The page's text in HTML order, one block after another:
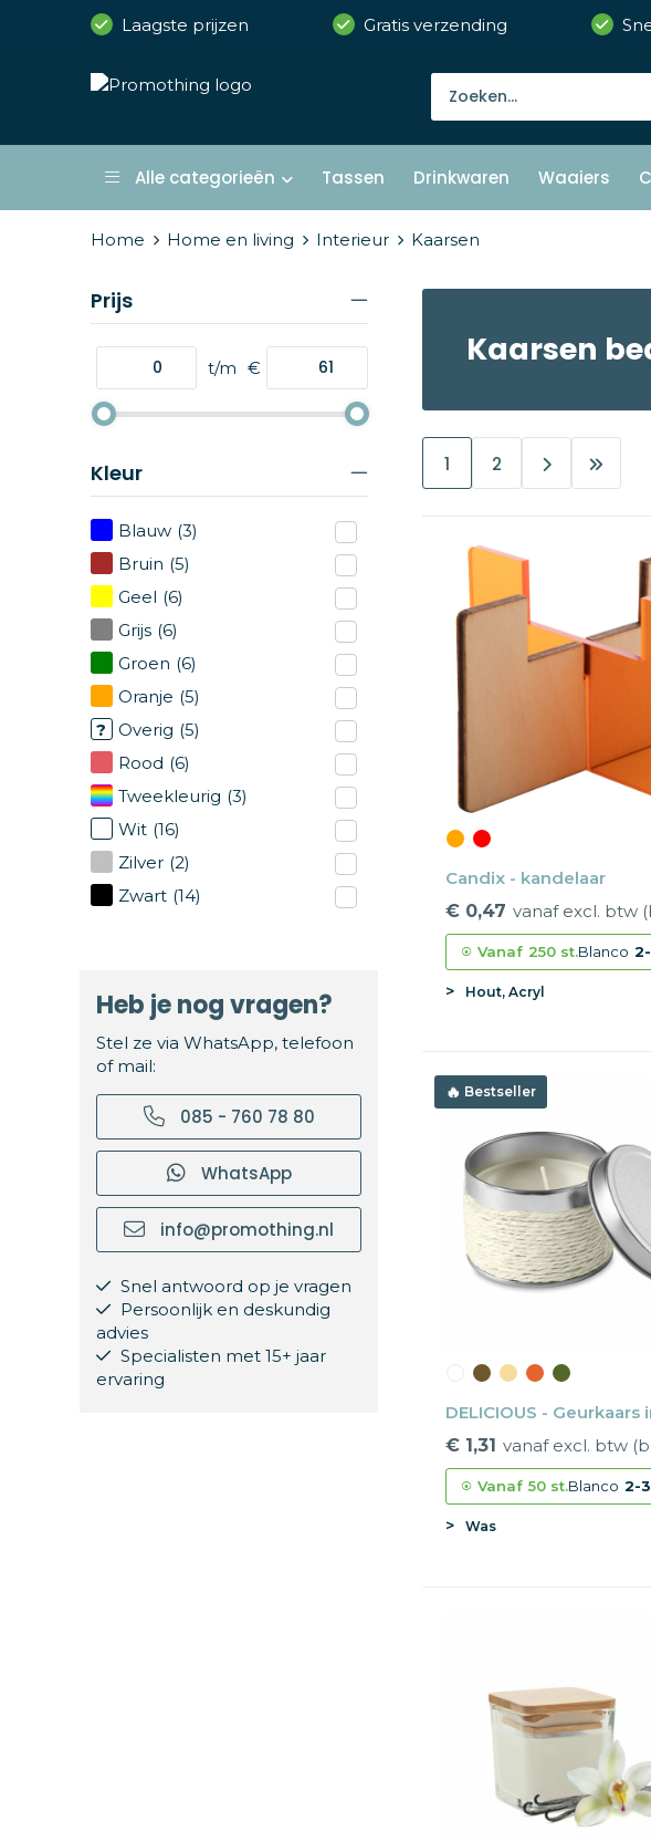
Laagste prijzen Gratis verzending
Alle categorieën Tassen Drinkwaren Waaiers
Home Home en living Interieur Kaarsen
Prijs
t/m €
Kleur
Blauw (3)
Bruin (5)
Geel (6)
Grijs (6)
Groen (6)
Oranje (5)
Overig (5)
Rood (6)
Tweekleurig (3)
Wit (16)
Zilver (2)
Zwart (14)
Heb je nog vragen?
Stel ze via WhatsApp, telefoon
of mail:
085 - 760 78 80
WhatsApp
info@promothing.nl
Snel antwoord op je vragen
Persoonlijk en deskundig
advies
Specialisten met 15+ jaar
ervaring
Kaarsen
1 2
Candix - kandelaar
€ 0,47 vanaf excl. btw
Vanaf 250 st.Blanco
Hout, Acryl
Bestseller
DELICIOUS - Geurkaars
€ 1,31 vanaf excl. btw
Vanaf 50 st.Blanco 2-
Was